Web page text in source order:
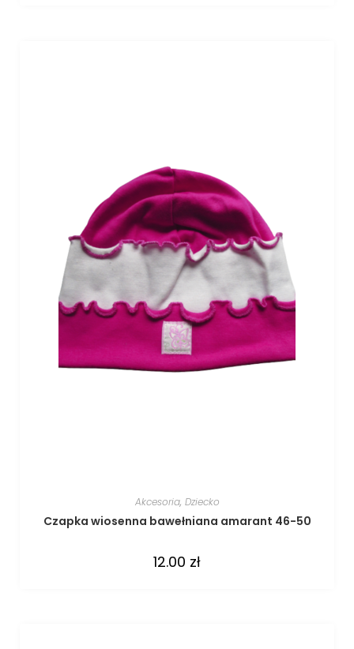
Akcesoria, Dziecko
Czapka wiosenna bawełniana amarant 46-50
12.00 zł